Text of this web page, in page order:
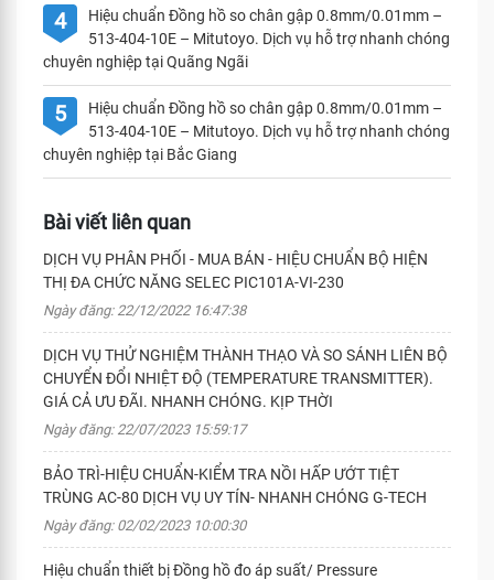
4
Hiệu chuẩn Đồng hồ so chân gập 0.8mm/0.01mm –
513-404-10E – Mitutoyo. Dịch vụ hỗ trợ nhanh chóng
chuyên nghiệp tại Quãng Ngãi
5
Hiệu chuẩn Đồng hồ so chân gập 0.8mm/0.01mm –
513-404-10E – Mitutoyo. Dịch vụ hỗ trợ nhanh chóng
chuyên nghiệp tại Bắc Giang
Bài viết liên quan
DỊCH VỤ PHÂN PHỐI - MUA BÁN - HIỆU CHUẨN BỘ HIỆN
THỊ ĐA CHỨC NĂNG SELEC PIC101A-VI-230
Ngày đăng: 22/12/2022 16:47:38
DỊCH VỤ THỬ NGHIỆM THÀNH THẠO VÀ SO SÁNH LIÊN BỘ
CHUYỂN ĐỔI NHIỆT ĐỘ (TEMPERATURE TRANSMITTER).
GIÁ CẢ ƯU ĐÃI. NHANH CHÓNG. KỊP THỜI
Ngày đăng: 22/07/2023 15:59:17
BẢO TRÌ-HIỆU CHUẨN-KIỂM TRA NỒI HẤP ƯỚT TIỆT
TRÙNG AC-80 DỊCH VỤ UY TÍN- NHANH CHÓNG G-TECH
Ngày đăng: 02/02/2023 10:00:30
Hiệu chuẩn thiết bị Đồng hồ đo áp suất/ Pressure